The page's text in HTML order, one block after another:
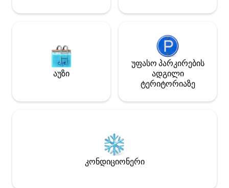
აუზი
უფასო პარკირების
ადგილი
ტერიტორიაზე
კონდიციონერი